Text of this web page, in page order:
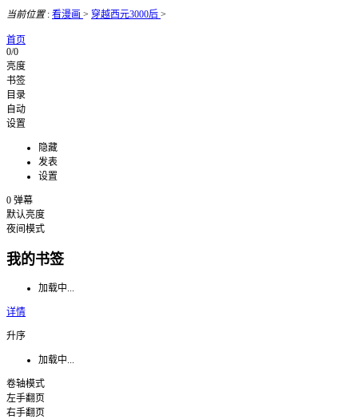
当前位置: 看漫画 > 穿越西元3000后 >
首页
0/0
亮度
书签
目录
自动
设置
隐藏
发表
设置
0 弹幕
默认亮度
夜间模式
我的书签
加载中...
详情
升序
加载中...
卷轴模式
左手翻页
右手翻页